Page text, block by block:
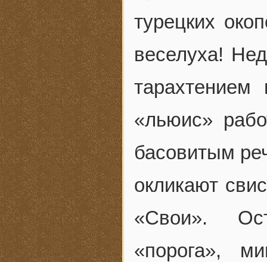
турецких
веселуха!
«льюис»
басовитым
окликают
«Свои».
«порога»,